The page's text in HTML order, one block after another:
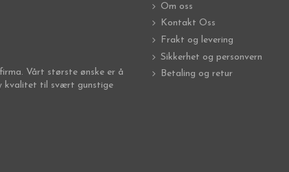
Vårt største ønske er å
kvalitet til svært gunstige
Om oss
Kontakt Oss
Frakt og levering
Sikkerhet og personvern
Betaling og retur